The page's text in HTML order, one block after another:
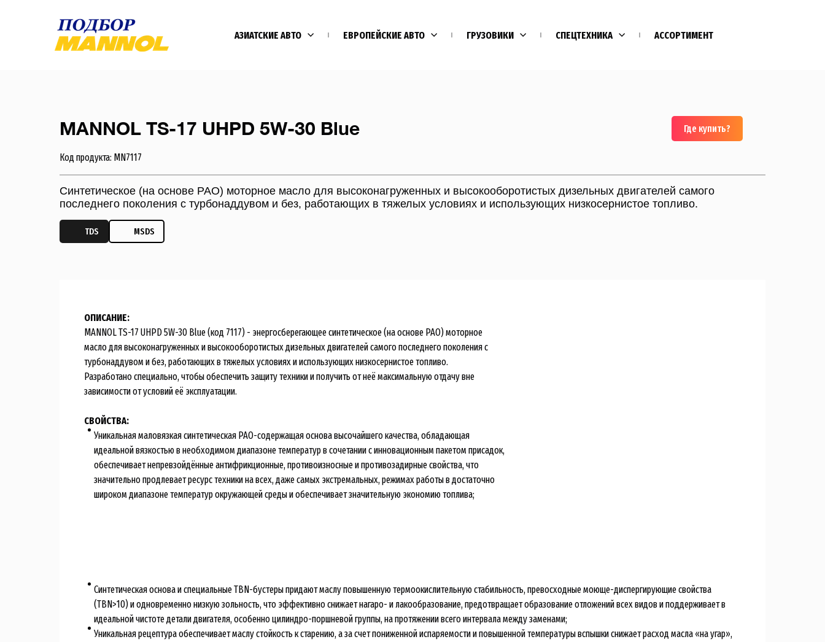
АЗИАТСКИЕ АВТО ЕВРОПЕЙСКИЕ АВТО ГРУЗОВИКИ СПЕЦТЕХНИКА АССОРТИМЕНТ
Где купить?
MANNOL TS-17 UHPD 5W-30 Blue
Код продукта: MN7117
Cинтетическое (на основе РАО) моторное масло для высоконагруженных и высокооборотистых дизельных двигателей самого
последнего поколения с турбонаддувом и без, работающих в тяжелых условиях и использующих низкосернистое топливо.
TDS MSDS
ОПИСАНИЕ:
MANNOL TS-17 UHPD 5W-30 Blue (код 7117) - энергосберегающее синтетическое (на основе РАО) моторное
масло для высоконагруженных и высокооборотистых дизельных двигателей самого последнего поколения с
турбонаддувом и без, работающих в тяжелых условиях и использующих низкосернистое топливо.
Разработано специально, чтобы обеспечить защиту техники и получить от неё максимальную отдачу вне
зависимости от условий её эксплуатации.
СВОЙСТВА:
Уникальная маловязкая синтетическая PAO-содержащая основа высочайшего качества, обладающая
идеальной вязкостью в необходимом диапазоне температур в сочетании с инновационным пакетом присадок,
обеспечивает непревзойдённые антифрикционные, противоизносные и противозадирные свойства, что
значительно продлевает ресурс техники на всех, даже самых экстремальных, режимах работы в достаточно
широком диапазоне температур окружающей среды и обеспечивает значительную экономию топлива;
Синтетическая основа и специальные TBN-бустеры придают маслу повышенную термоокислительную стабильность, превосходные моюще-диспергирующие свойства
(TBN>10) и одновременно низкую зольность, что эффективно снижает нагаро- и лакообразование, предотвращает образование отложений всех видов и поддерживает в
идеальной чистоте детали двигателя, особенно цилиндро-поршневой группы, на протяжении всего интервала между заменами;
Уникальная рецептура обеспечивает маслу стойкость к старению, а за счет пониженной испаряемости и повышенной температуры вспышки снижает расход масла «на угар»,